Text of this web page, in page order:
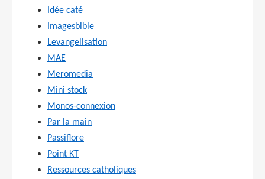
Idée caté
Imagesbible
Levangelisation
MAE
Meromedia
Mini stock
Monos-connexion
Par la main
Passiflore
Point KT
Ressources catholiques